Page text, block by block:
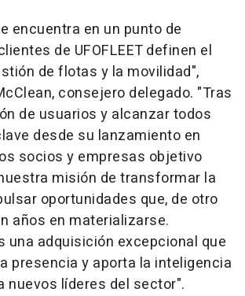
encuentra en un punto de
de UFOFLEET definen el
de flotas y la movilidad",
consejero delegado. "Tras
de usuarios y alcanzar todos
desde su lanzamiento en
socios y empresas objetivo
misión de transformar la
oportunidades que, de otro
años en materializarse.
una adquisición excepcional que
presencia y aporta la inteligencia
nuevos líderes del sector".